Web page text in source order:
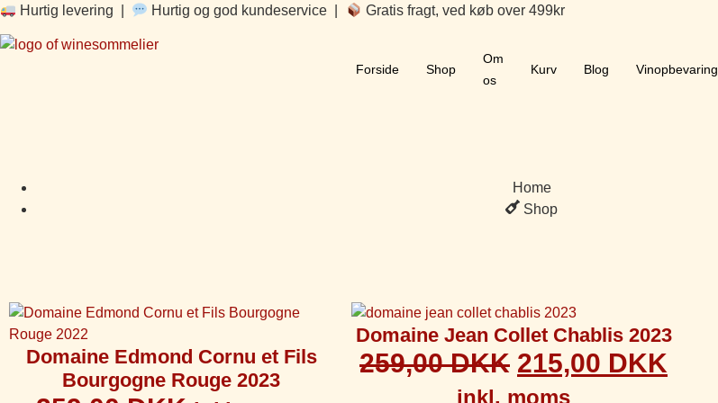
Hurtig levering | Hurtig og god kundeservice | Gratis fragt, ved køb over 499kr
Forside Shop
Om
os
Kurv Blog Vinopbevaring
Home
Shop
Domaine Edmond Cornu et Fils
Bourgogne Rouge 2023
Domaine Jean Collet Chablis 2023
259,00DKK 215,00 DKK
inkl. moms